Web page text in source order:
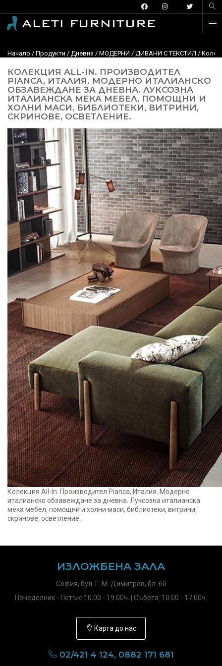
Начало / Продукти / Дневна / МОДЕРНИ / ДИВАНИ С ТЕКСТИЛ /
КОЛЕКЦИЯ ALL-IN. ПРОИЗВОДИТЕЛ
PIANCA, ИТАЛИЯ. МОДЕРНО ИТАЛИАНСКО
ОБЗАВЕЖДАНЕ ЗА ДНЕВНА. ЛУКСОЗНА
ИТАЛИАНСКА МЕКА МЕБЕЛ, ПОМОЩНИ И
ХОЛНИ МАСИ, БИБЛИОТЕКИ, ВИТРИНИ,
СКРИНОВЕ, ОСВЕТЛЕНИЕ.
Колекция All-In. Производител Pianca, Италия. Модерно
италианско обзавеждане за дневна. Луксозна италианска
мека мебел, помощни и холни маси, библиотеки, витрини,
скринове, осветление.
ИЗЛОЖБЕНА ЗАЛА
София, бул. Г. М. Димитров, бл. 60
Понеделник - Петък: 10.00 - 19.00ч. | Събота: 10.00 - 17.00ч.
Карта до нас
02/421 4 124, 0882 171 681